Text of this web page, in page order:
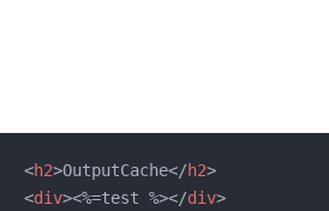
<h2>OutputCache</h2>
<div><%=test %></div>